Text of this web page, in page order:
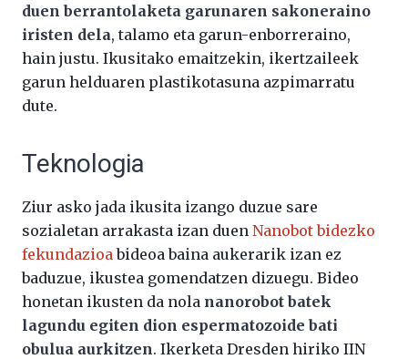
duen berrantolaketa garunaren sakoneraino
iristen dela, talamo eta garun-enborreraino,
hain justu. Ikusitako emaitzekin, ikertzaileek
garun helduaren plastikotasuna azpimarratu
dute.
Teknologia
Ziur asko jada ikusita izango duzue sare
sozialetan arrakasta izan duen Nanobot bidezko
fekundazioa bideoa baina aukerarik izan ez
baduzue, ikustea gomendatzen dizuegu. Bideo
honetan ikusten da nola nanorobot batek
lagundu egiten dion espermatozoide bati
obulua aurkitzen. Ikerketa Dresden hiriko IIN